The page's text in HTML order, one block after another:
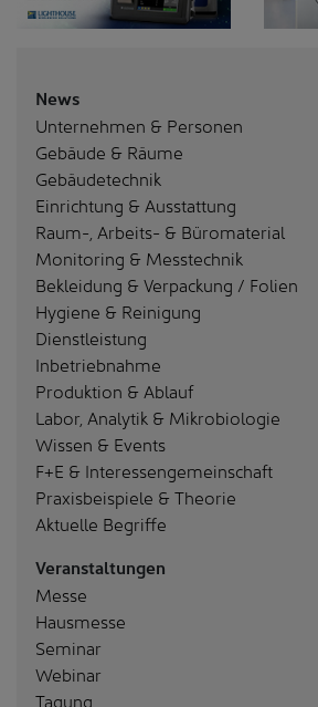
News
Unternehmen & Personen
Gebäude & Räume
Gebäudetechnik
Einrichtung & Ausstattung
Raum-, Arbeits- & Büromaterial
Monitoring & Messtechnik
Bekleidung & Verpackung / Folien
Hygiene & Reinigung
Dienstleistung
Inbetriebnahme
Produktion & Ablauf
Labor, Analytik & Mikrobiologie
Wissen & Events
F+E & Interessengemeinschaft
Praxisbeispiele & Theorie
Aktuelle Begriffe
Veranstaltungen
Messe
Hausmesse
Seminar
Webinar
Tagung